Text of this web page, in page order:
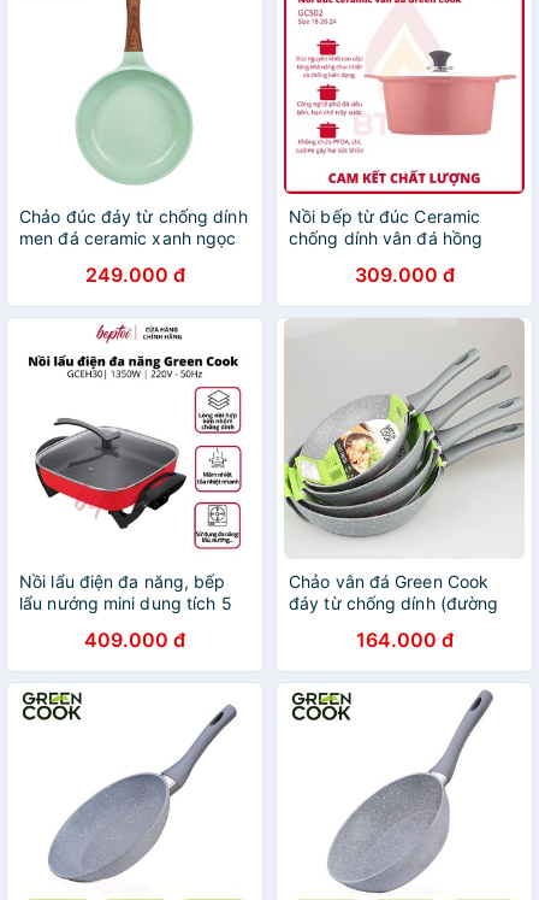
Chảo đúc đáy từ chống dính
men đá ceramic xanh ngọc
Cook GCP06 công nghệ Hàn
Quốc
249.000 đ
Nồi bếp từ đúc Ceramic
chống dính vân đá hồng
309.000 đ
Nồi lẩu điện đa năng, bếp
lẩu nướng mini dung tích 5
Cook GCEH30409.000 đ
Chảo vân đá Green Cook
đáy từ chống dính (đường
Hàng chính hãng
164.000 đ